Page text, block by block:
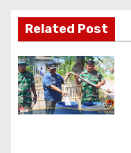
sRelated Post